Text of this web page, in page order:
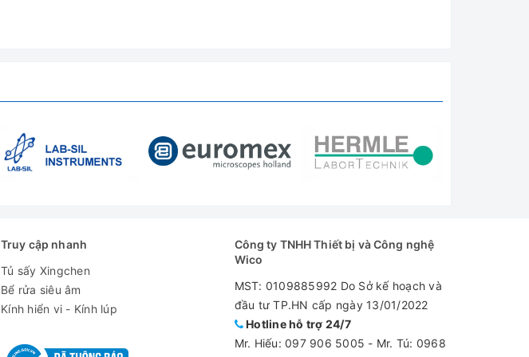
Truy cập nhanh
Tủ sấy Xingchen
Bể rửa siêu âm
Kính hiển vi - Kính lúp
Công ty TNHH Thiết bị và Công nghệ
Wico
MST: 0109885992 Do Sở kế hoạch và
đầu tư TP.HN cấp ngày 13/01/2022
Hotline hỗ trợ 24/7
Mr. Hiếu: 097 906 5005 - Mr. Tú: 0968